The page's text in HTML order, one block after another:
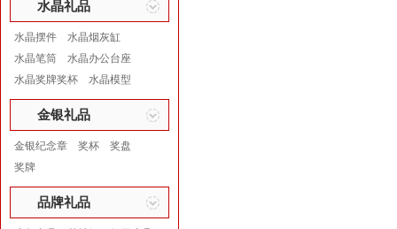
水晶礼品
水晶摆件
水晶烟灰缸
水晶笔筒
水晶办公台座
水晶奖牌奖杯
水晶模型
金银礼品
金银纪念章 奖杯
奖盘
奖牌
品牌礼品